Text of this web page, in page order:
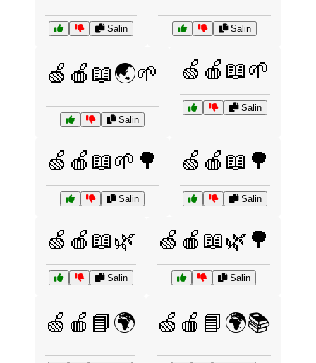
Salin Salin
🍏🍎📖🌏🌱
Salin
🍏🍎📖🌱
Salin
🍏🍎📖🌱🌳
Salin
🍏🍎📖🌳
Salin
🍏🍎📖🌿
Salin
🍏🍎📖🌿🌳
Salin
🍏🍎📘🌍 🍏🍎📘🌍📚